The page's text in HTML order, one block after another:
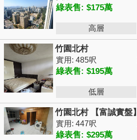
綠表售: $175萬
高層
竹園北村
實用: 485呎
綠表售: $195萬
低層
竹園北村 【富誠實盤】
實用: 447呎
綠表售: $295萬